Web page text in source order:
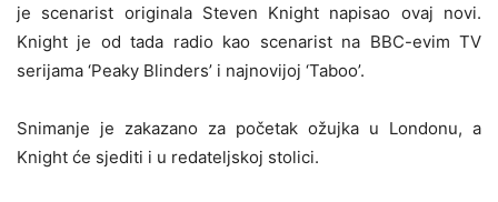
je scenarist originala Steven Knight napisao ovaj novi.
Knight je od tada radio kao scenarist na BBC-evim TV
serijama ‘Peaky Blinders’ i najnovijoj ‘Taboo’.
Snimanje je zakazano za početak ožujka u Londonu, a
Knight će sjediti i u redateljskoj stolici.